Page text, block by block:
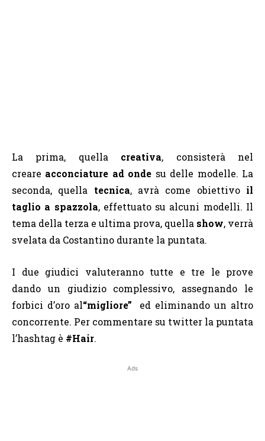
La prima, quella creativa, consisterà nel
creare acconciature ad onde su delle modelle. La
seconda, quella tecnica, avrà come obiettivo il
taglio a spazzola, effettuato su alcuni modelli. Il
tema della terza e ultima prova, quella show, verrà
svelata da Costantino durante la puntata.
I due giudici valuteranno tutte e tre le prove
dando un giudizio complessivo, assegnando le
forbici d’oro al“migliore” ed eliminando un altro
concorrente. Per commentare su twitter la puntata
l’hashtag è #Hair.
Ads